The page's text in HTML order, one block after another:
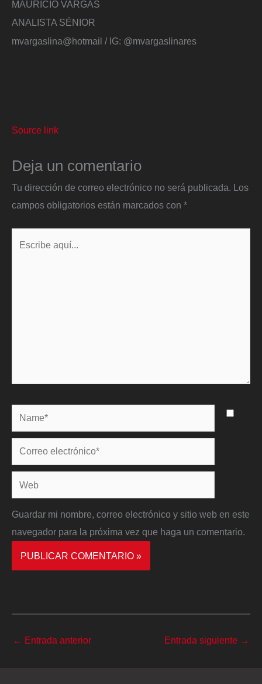
MAURICIO VARGAS
ANALISTA SÉNIOR
mvargaslina@hotmail / IG: @mvargaslinares
Source link
Deja un comentario
Tu dirección de correo electrónico no será publicada. Los
campos obligatorios están marcados con *
Name*
Correo
electrónico*
Web
Guardar mi nombre, correo electrónico y sitio web en este
navegador para la próxima vez que haga un comentario.
← Entrada anterior Entrada siguiente →